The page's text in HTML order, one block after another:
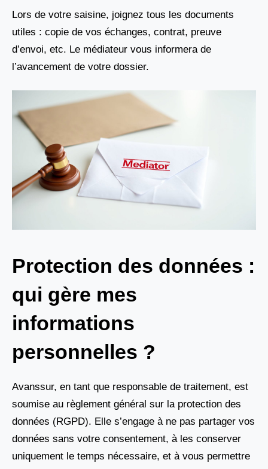
Lors de votre saisine, joignez tous les documents
utiles : copie de vos échanges, contrat, preuve
d’envoi, etc. Le médiateur vous informera de
l’avancement de votre dossier.
Protection des données :
qui gère mes
informations
personnelles ?
Avanssur, en tant que responsable de traitement, est
soumise au règlement général sur la protection des
données (RGPD). Elle s’engage à ne pas partager vos
données sans votre consentement, à les conserver
uniquement le temps nécessaire, et à vous permettre